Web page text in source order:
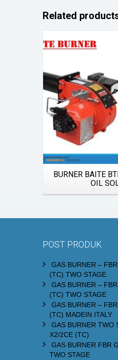
Related
BURNER BAITE
OIL
POST PRODUK
GAS BURNER –
(TC) TWO STAGE
GAS BURNER –
(TC) TWO STAGE
GAS BURNER –
(TC) MADEIN ITALY
GAS BURNER TWO
X2/2CE (TC)
GAS BURNER FBR
TWO STAGE